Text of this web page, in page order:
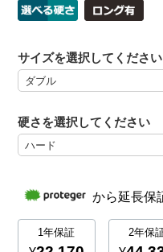
サイズを選択してください
硬さを選択してください